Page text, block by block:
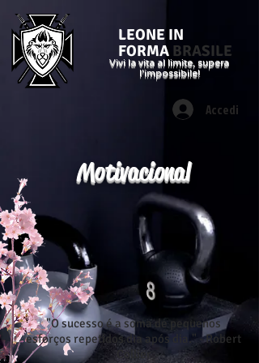
LEONE IN
FORMA BRASILE
Vivi la vita al limite, supera
l'impossibile!
Accedi
Motivacional
"O sucesso é a soma de pequenos
esforços repetidos dia após dia." - Robert
Collier